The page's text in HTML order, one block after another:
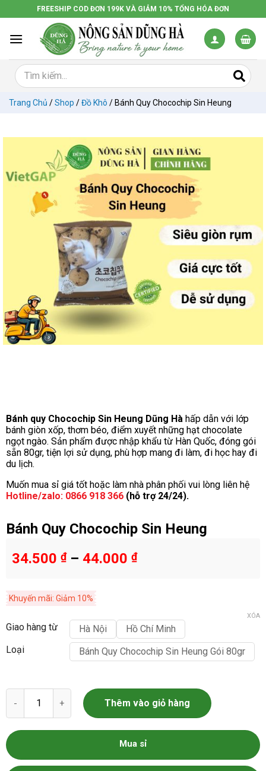
đến
dung
FREESHIP COD ĐƠN 199K VÀ GIẢM 10% TỔNG HÓA ĐƠN
Trang Chủ /Shop /Đồ Khô / Bánh Quy Chocochip Sin Heung
Bánh quy Chocochip Sin Heung Dũng Hà hấp dẫn với lớp
bánh giòn xốp, thơm béo, điểm xuyết những hạt chocolate
ngọt ngào. Sản phẩm được nhập khẩu từ Hàn Quốc, đóng gói
sẵn 80gr, tiện lợi sử dụng, phù hợp mang đi làm, đi học hay đi
du lịch.
Muốn mua sỉ giá tốt hoặc làm nhà phân phối vui lòng liên hệ
Hotline/zalo: 0866 918 366 (hỗ trợ 24/24).
Bánh Quy Chocochip Sin Heung
34.500 ₫– 44.000 ₫
Khuyến mãi: Giảm 10%
Giao hàng từ Hà Nội
Hồ Chí Minh
Loại
Bánh Quy Chocochip Sin Heung Gói 80gr
XÓA
Bánh Quy Chocochip Sin Heung số lượng
Thêm vào giỏ hàng
Mua sỉ